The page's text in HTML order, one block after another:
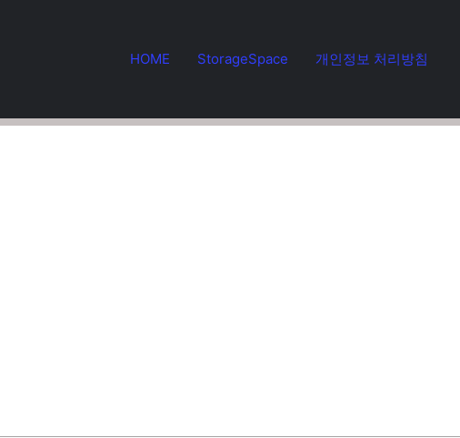
HOME StorageSpace 개인정보 처리방침